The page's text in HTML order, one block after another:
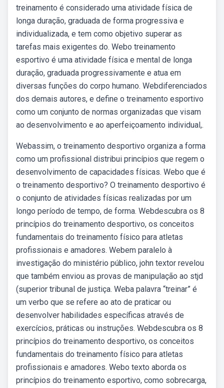
treinamento é considerado uma atividade física de
longa duração, graduada de forma progressiva e
individualizada, e tem como objetivo superar as
tarefas mais exigentes do. Webo treinamento
esportivo é uma atividade física e mental de longa
duração, graduada progressivamente e atua em
diversas funções do corpo humano. Webdiferenciados
dos demais autores, e define o treinamento esportivo
como um conjunto de normas organizadas que visam
ao desenvolvimento e ao aperfeiçoamento individual,.
Webassim, o treinamento desportivo organiza a forma
como um profissional distribui princípios que regem o
desenvolvimento de capacidades físicas. Webo que é
o treinamento desportivo? O treinamento desportivo é
o conjunto de atividades físicas realizadas por um
longo período de tempo, de forma. Webdescubra os 8
princípios do treinamento desportivo, os conceitos
fundamentais do treinamento físico para atletas
profissionais e amadores. Webem paralelo à
investigação do ministério público, john textor revelou
que também enviou as provas de manipulação ao stjd
(superior tribunal de justiça. Weba palavra “treinar” é
um verbo que se refere ao ato de praticar ou
desenvolver habilidades específicas através de
exercícios, práticas ou instruções. Webdescubra os 8
princípios do treinamento desportivo, os conceitos
fundamentais do treinamento físico para atletas
profissionais e amadores. Webo texto aborda os
princípios do treinamento esportivo, como sobrecarga,